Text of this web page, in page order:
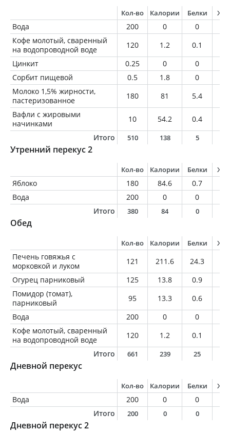
Кол-во Калории Белки
Вода 200 0 0
Кофе молотый, сваренный
на водопроводной воде
120 1.2 0.1
Цинкит
0.25 0 0
Сорбит пищевой
0.5 1.8 0
Молоко 1,5% жирности,
пастеризованное
180 81 5.4
Вафли с жировыми
начинками
10 54.2 0.4
Итого
510 138 5
Утренний перекус 2
Кол-во Калории Белки
Яблоко 180 84.6 0.7
Вода
200 0 0
Итого
380 84 0
Обед
Кол-во Калории Белки
Печень говяжья с
морковкой и луком
121 211.6 24.3
Огурец парниковый
125 13.8 0.9
Помидор (томат),
парниковый
95 13.3 0.6
Вода
200 0 0
Кофе молотый, сваренный
на водопроводной воде
120 1.2 0.1
Итого
661 239 25
Дневной перекус
Кол-во Калории Белки
Вода 200 0 0
Итого
200 0 0
Дневной перекус 2